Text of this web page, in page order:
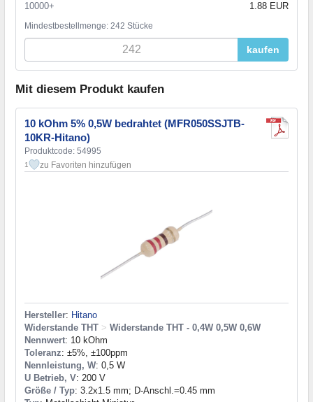
10000+
1.88 EUR
Mindestbestellmenge: 242 Stücke
kaufen
Mit diesem Produkt kaufen
10 kOhm 5% 0,5W bedrahtet (MFR050SSJTB-
10KR-Hitano)
Produktcode: 54995
1 zu Favoriten hinzufügen
Hersteller: Hitano
Widerstande THT > Widerstande THT - 0,4W 0,5W 0,6W
Nennwert: 10 kOhm
Toleranz: ±5%, ±100ppm
Nennleistung, W: 0,5 W
U Betrieb, V: 200 V
Größe / Typ: 3.2x1.5 mm; D-Anschl.=0.45 mm